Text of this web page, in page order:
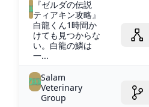
『ゼルダの伝説
ティアキン攻略』
白龍くん1時間か
けても見つからな
い。白龍の鱗は
一...
Salam
Veterinary
Group